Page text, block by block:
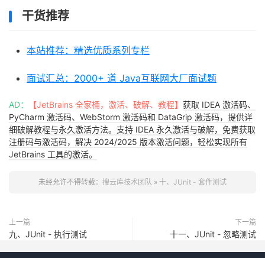
干货推荐
本站推荐：精选优质系列专栏
面试汇总：2000+ 道 Java互联网大厂面试题
AD： 【JetBrains 全家桶，激活、破解、教程】 获取 IDEA 激活码、
PyCharm 激活码、WebStorm 激活码和 DataGrip 激活码，提供详
细破解教程与永久激活方法。支持 IDEA 永久激活与破解，免费获取
注册码与激活码，解决 2024/2025 版本激活问题，轻松实现所有
JetBrains 工具的激活。
未经允许不得转载： 搜云库技术团队 » 十、JUnit - 套件测试
上一篇
九、JUnit - 执行测试
下一篇
十一、JUnit - 忽略测试